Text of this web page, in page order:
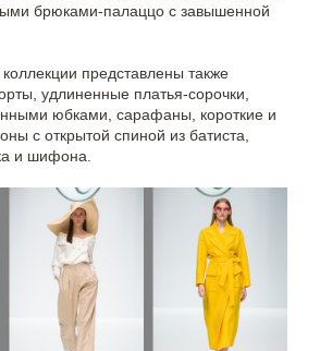
брюками-палаццо с завышенной
представлены также
удлиненные платья-сорочки,
юбками, сарафаны, короткие и
с открытой спиной из батиста,
и шифона.